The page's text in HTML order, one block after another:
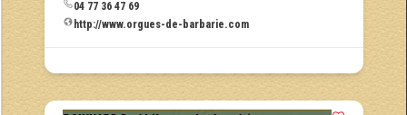
04 77 36 47 69
http://www.orgues-de-barbarie.com